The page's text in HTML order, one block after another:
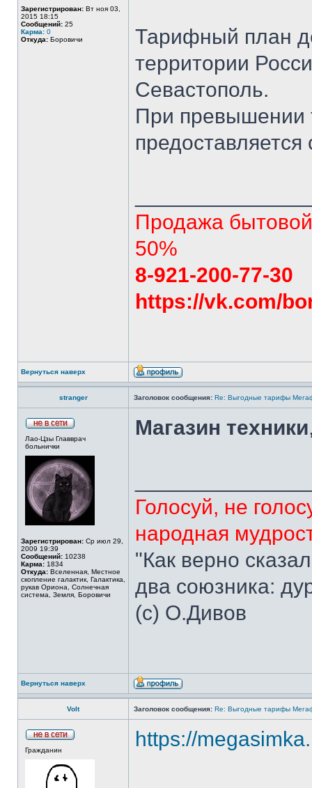
Зарегистрирован: Вт ноя 03,
2015 18:15
Сообщений: 25
Карма: 0
Откуда: Боровичи
Тарифный план
территории
Севастополь.
При превышении
Продажа бытовой
50%
8-921-200-77-30
https://vk.com/
Вернуться наверх
stranger Заголовок сообщения: Re: Выгодные тарифы
Лао-Цзы Главврач
больнички
Зарегистрирован: Ср июл 29,
2009 19:39
Сообщений: 10238
Карма: 1834
Откуда: Вселенная, Местное
скопление галактик, Галактика,
рукав Ориона, Солнечная
система, Земля, Боровичи
Магазин техники
Голосуй, не
народная
"Как верно
два союзника:
(с) О.Дивов
Вернуться наверх
Volt Заголовок сообщения: Re: Выгодные тарифы
Гражданин https://